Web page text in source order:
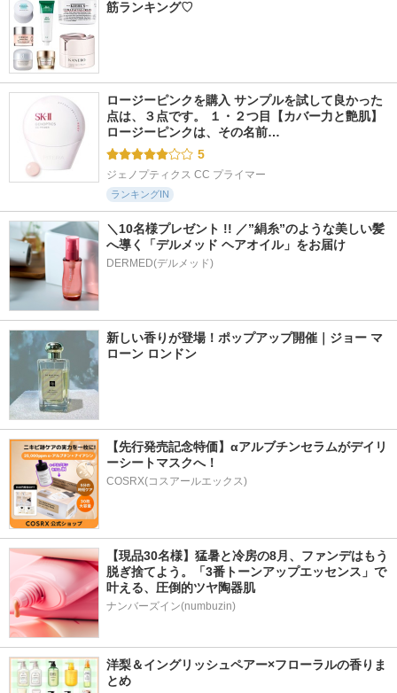
筋ランキング♡
ロージーピンクを購入 サンプルを試して良かった
点は、３点です。 １・２つ目【カバー力と艶肌】
ロージーピンクは、その名前…
5
ジェノプティクス CC プライマー
ランキングIN
＼10名様プレゼント !! ／”絹糸”のような美しい髪
へ導く「デルメッド ヘアオイル」をお届け
DERMED(デルメッド)
新しい香りが登場！ポップアップ開催｜ジョー マ
ローン ロンドン
【先行発売記念特価】αアルブチンセラムがデイリ
ーシートマスクへ！
COSRX(コスアールエックス)
【現品30名様】猛暑と冷房の8月、ファンデはもう
脱ぎ捨てよう。「3番トーンアップエッセンス」で
叶える、圧倒的ツヤ陶器肌
ナンバーズイン(numbuzin)
洋梨＆イングリッシュペアー×フローラルの香りま
とめ